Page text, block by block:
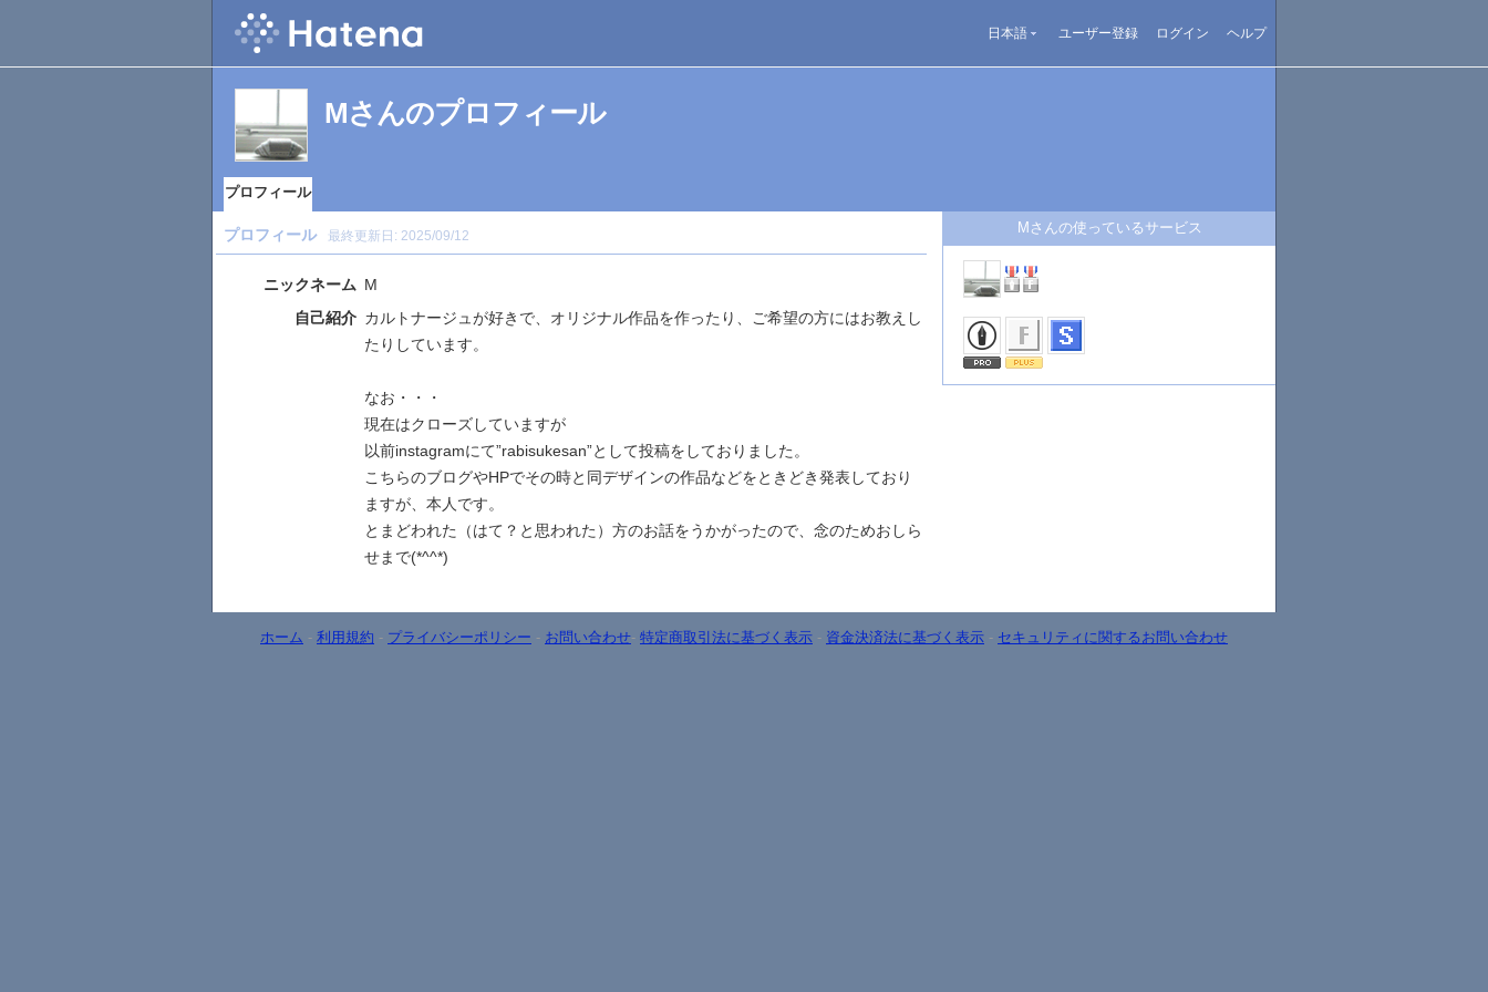
日本語 ユーザー登録 ログイン ヘルプ
Mさんのプロフィール
プロフィール
プロフィール 最終更新日: 2025/09/12
ニックネーム M
自己紹介 カルトナージュが好きで、オリジナル作品を作ったり、ご希望の方にはお教えし
たりしています。
なお・・・
現在はクローズしていますが
以前instagramにて”rabisukesan”として投稿をしておりました。
こちらのブログやHPでその時と同デザインの作品などをときどき発表しており
ますが、本人です。
とまどわれた（はて？と思われた）方のお話をうかがったので、念のためおしら
せまで(*^^*)
Mさんの使っているサービス
ホーム - 利用規約 - プライバシーポリシー - お問い合わせ- 特定商取引法に基づく表示 - 資金決済法に基づく表示 - セキュリティに関するお問い合わせ